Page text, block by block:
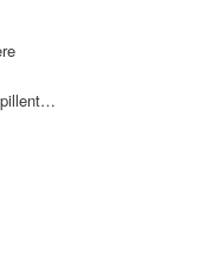
pillent…